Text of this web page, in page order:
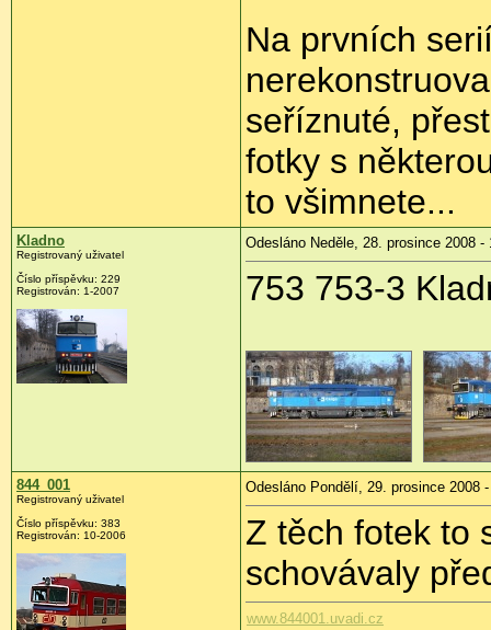
Na prvních
seříznuté,
fotky s
to všimnete...
Kladno
Registrovaný uživatel
Číslo příspěvku: 229
Registrován: 1-2007
Odesláno Neděle, 28. prosince 2008 -
753 753-3
844_001
Registrovaný uživatel
Číslo příspěvku: 383
Registrován: 10-2006
Odesláno Pondělí, 29. prosince 2008
Z těch fotek to
schovávaly
www.844001.uvadi.cz